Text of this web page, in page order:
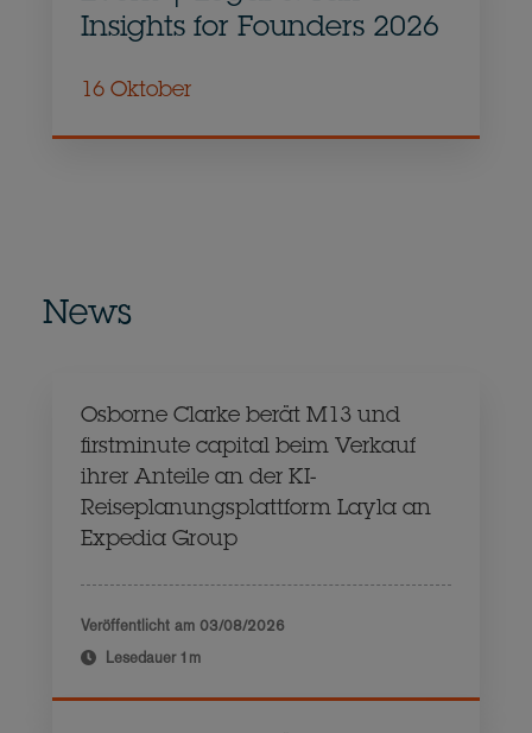
Insights for Founders 2026
16 Oktober
News
Osborne Clarke berät M13 und
firstminute capital beim Verkauf
ihrer Anteile an der KI-
Reiseplanungsplattform Layla an
Expedia Group
Veröffentlicht am 03/08/2026
Lesedauer 1m